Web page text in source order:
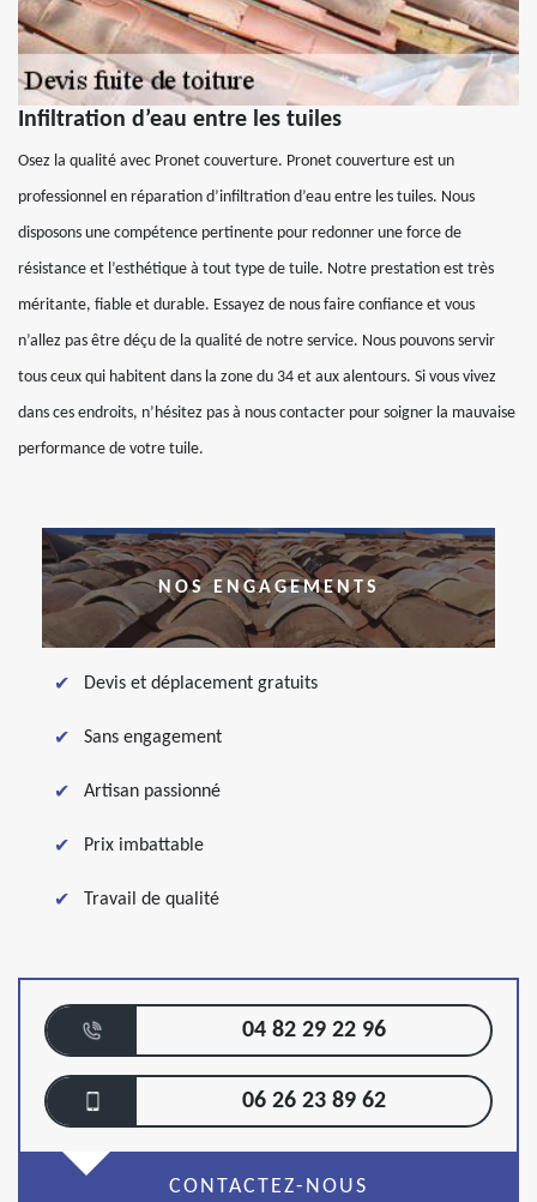
Infiltration d’eau entre les tuiles
Osez la qualité avec Pronet couverture. Pronet couverture est un
professionnel en réparation d’infiltration d’eau entre les tuiles. Nous
disposons une compétence pertinente pour redonner une force de
résistance et l’esthétique à tout type de tuile. Notre prestation est très
méritante, fiable et durable. Essayez de nous faire confiance et vous
n’allez pas être déçu de la qualité de notre service. Nous pouvons servir
tous ceux qui habitent dans la zone du 34 et aux alentours. Si vous vivez
dans ces endroits, n’hésitez pas à nous contacter pour soigner la mauvaise
performance de votre tuile.
NOS ENGAGEMENTS
Devis et déplacement gratuits
Sans engagement
Artisan passionné
Prix imbattable
Travail de qualité
04 82 29 22 96
06 26 23 89 62
CONTACTEZ-NOUS